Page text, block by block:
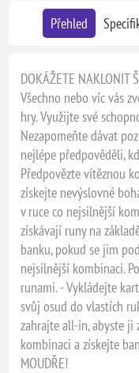
Přehled
DOKÁŽETE NAKLONIT
Všechno nebo víc vás
hry. Využijte své
Nezapomeňte dávat
nejlépe předpověděli,
Předpovězte vítěznou
získejte nevýslovné
v ruce co nejsilnější
získávají runy na
banku, pokud se jim
nejsilnější kombinaci.
runami. - Vykládejte
svůj osud do vlastích
zahrajte all-in, abyste ji
kombinaci a získejte
MOUDŘE!